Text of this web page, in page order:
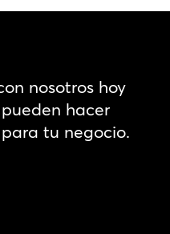
nosotros hoy
hacer
tu negocio.